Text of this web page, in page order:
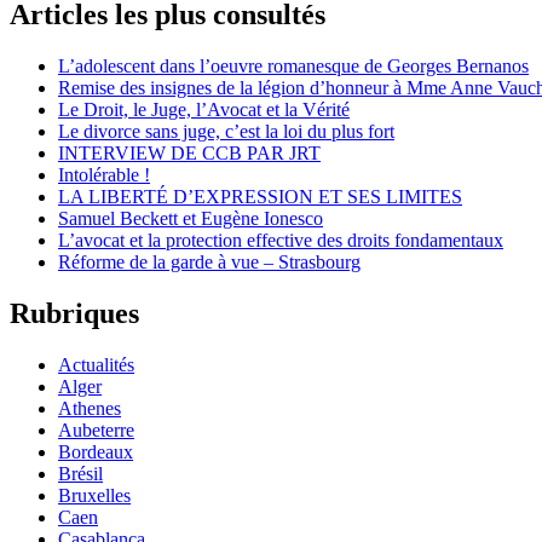
Articles les plus consultés
L’adolescent dans l’oeuvre romanesque de Georges Bernanos
Remise des insignes de la légion d’honneur à Mme Anne
Le Droit, le Juge, l’Avocat et la Vérité
Le divorce sans juge, c’est la loi du plus fort
INTERVIEW DE CCB PAR JRT
Intolérable !
LA LIBERTÉ D’EXPRESSION ET SES LIMITES
Samuel Beckett et Eugène Ionesco
L’avocat et la protection effective des droits fondamentaux
Réforme de la garde à vue – Strasbourg
Rubriques
Actualités
Alger
Athenes
Aubeterre
Bordeaux
Brésil
Bruxelles
Caen